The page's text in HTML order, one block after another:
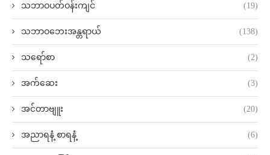
သဘာဝပတ်ဝန်းကျင် (19)
သဘာဝဘေးအန္တရာယ် (138)
သရော်စာ (2)
အက်ဆေး (3)
အင်တာဗျူး (20)
အညာရနံ့ စာရနံ့ (6)